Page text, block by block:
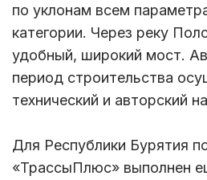
по уклонам всем
категории. Через реку
удобный, широкий мост.
период строительства
технический и авторский
Для Республики Бурятия
«ТрассыПлюс» выполнен